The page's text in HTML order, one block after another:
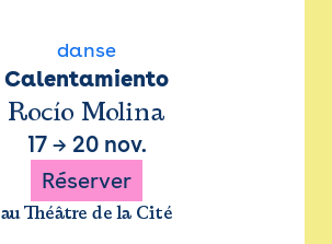
danse
Calentamiento
Rocío Molina
17→ 20 nov.
Réserver
au Théâtre de la Cité